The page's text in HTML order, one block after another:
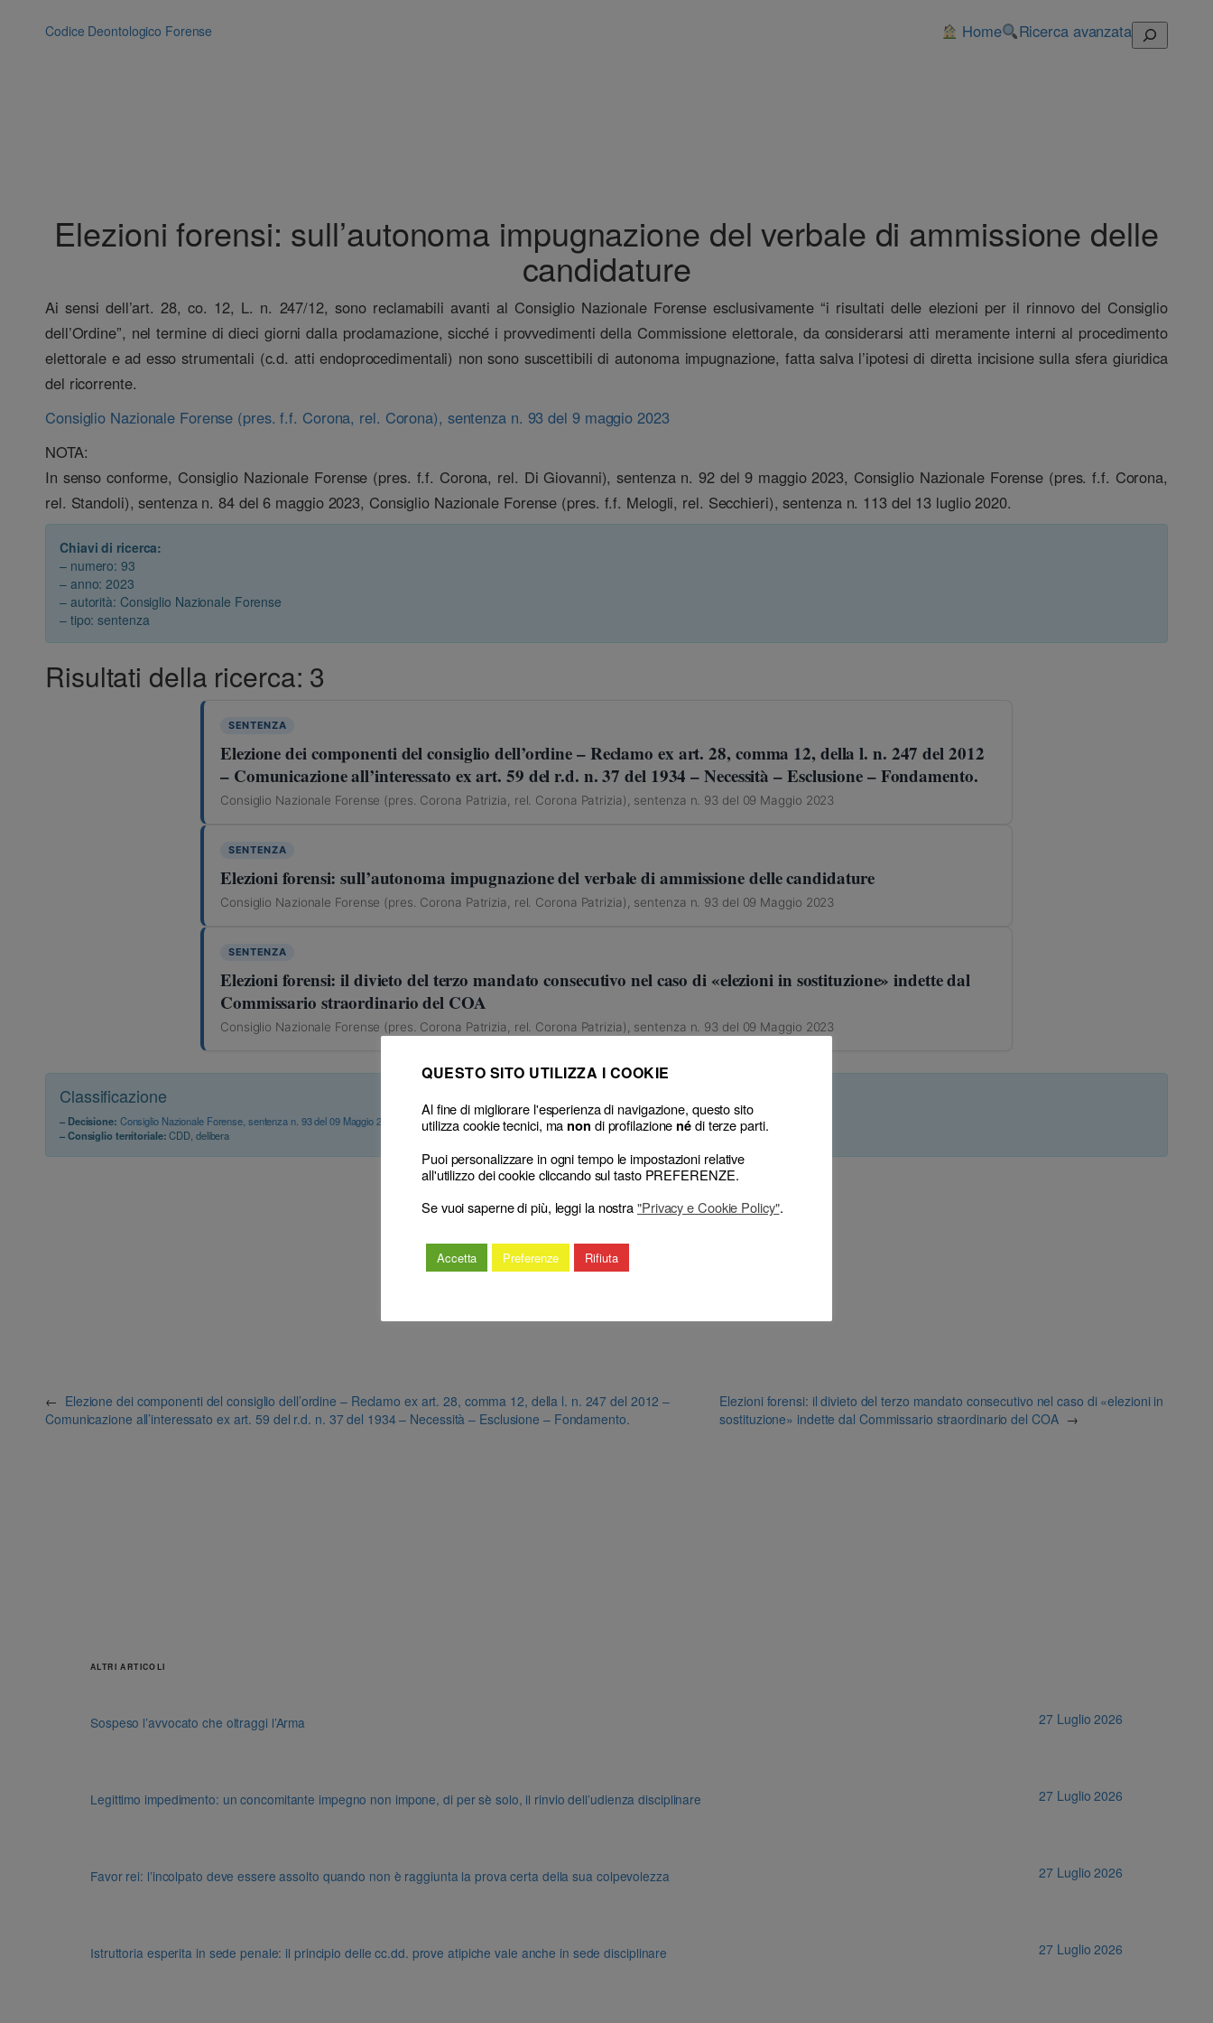
Codice Deontologico Forense Home Ricerca avanzata Cerca
Elezioni forensi: sull’autonoma impugnazione del verbale di ammissione delle
candidature
Ai sensi dell’art. 28, co. 12, L. n. 247/12, sono reclamabili avanti al Consiglio Nazionale Forense esclusivamente “i risultati delle elezioni per il rinnovo del Consiglio
dell’Ordine”, nel termine di dieci giorni dalla proclamazione, sicché i provvedimenti della Commissione elettorale, da considerarsi atti meramente interni al procedimento
elettorale e ad esso strumentali (c.d. atti endoprocedimentali) non sono suscettibili di autonoma impugnazione, fatta salva l’ipotesi di diretta incisione sulla sfera giuridica
del ricorrente.
Consiglio Nazionale Forense (pres. f.f. Corona, rel. Corona), sentenza n. 93 del 9 maggio 2023
NOTA:
In senso conforme, Consiglio Nazionale Forense (pres. f.f. Corona, rel. Di Giovanni), sentenza n. 92 del 9 maggio 2023, Consiglio Nazionale Forense (pres. f.f. Corona,
rel. Standoli), sentenza n. 84 del 6 maggio 2023, Consiglio Nazionale Forense (pres. f.f. Melogli, rel. Secchieri), sentenza n. 113 del 13 luglio 2020.
Chiavi di ricerca:
– numero: 93
– anno: 2023
– autorità: Consiglio Nazionale Forense
– tipo: sentenza
Risultati della ricerca: 3
SENTENZA
Elezione dei componenti del consiglio dell’ordine – Reclamo ex art. 28, comma 12, della l. n. 247 del 2012
– Comunicazione all’interessato ex art. 59 del r.d. n. 37 del 1934 – Necessità – Esclusione – Fondamento.
Consiglio Nazionale Forense (pres. Corona Patrizia, rel. Corona Patrizia), sentenza n. 93 del 09 Maggio 2023
SENTENZA
Elezioni forensi: sull’autonoma impugnazione del verbale di ammissione delle candidature
Consiglio Nazionale Forense (pres. Corona Patrizia, rel. Corona Patrizia), sentenza n. 93 del 09 Maggio 2023
SENTENZA
Elezioni forensi: il divieto del terzo mandato consecutivo nel caso di «elezioni in sostituzione» indette dal
Commissario straordinario del COA
Consiglio Nazionale Forense (pres. Corona Patrizia, rel. Corona Patrizia), sentenza n. 93 del 09 Maggio 2023
Classificazione
– Decisione: Consiglio Nazionale Forense, sentenza n. 93 del 09 Maggio 2023
(respinge)
– Consiglio territoriale:CDD, delibera
← Elezione dei componenti del consiglio dell’ordine – Reclamo ex art. 28, comma 12, della l. n. 247 del 2012 –
Comunicazione all’interessato ex art. 59 del r.d. n. 37 del 1934 – Necessità – Esclusione – Fondamento.
Elezioni forensi: il divieto del terzo mandato consecutivo nel caso di «elezioni in
sostituzione» indette dal Commissario straordinario del COA →
ALTRI ARTICOLI
Sospeso l’avvocato che oltraggi l’Arma 27 Luglio 2026
Legittimo impedimento: un concomitante impegno non impone, di per sè solo, il rinvio dell’udienza disciplinare 27 Luglio 2026
Favor rei: l’incolpato deve essere assolto quando non è raggiunta la prova certa della sua colpevolezza 27 Luglio 2026
Istruttoria esperita in sede penale: il principio delle cc.dd. prove atipiche vale anche in sede disciplinare 27 Luglio 2026
QUESTO SITO UTILIZZA I COOKIE
Al fine di migliorare l'esperienza di navigazione, questo sito
utilizza cookie tecnici, ma non di profilazione nédi terze parti.
Puoi personalizzare in ogni tempo le impostazioni relative
all'utilizzo dei cookie cliccando sul tasto PREFERENZE.
Se vuoi saperne di più, leggi la nostra"Privacy e Cookie Policy".
Accetta Preferenze Rifiuta